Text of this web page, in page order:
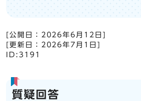
[公開日： 2026年6月12日
[更新日： 2026年7月1日
ID:3191
質疑回答